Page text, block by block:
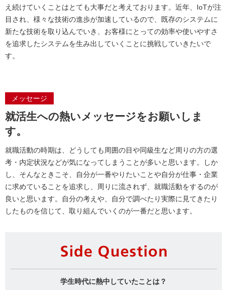
え続けていくことはとても大事だと考えております。近年、IoTが注
目され、様々な技術の進歩が加速しているので、既存のシステムに
新たな技術を取り込んでいき、お客様にとっての効率や使いやすさ
を追求したシステムを生み出していくことに挑戦していきたいで
す。
メッセージ
就活生への熱いメッセージをお願いしま
す。
就職活動の時期は、どうしても周囲の目や同級生など周りの方の選
考・内定状況などが気になってしまうことが多いと思います。しか
し、そんなときこそ、自分が一番やりたいことや自分が仕事・企業
に求めていることを追求し、周りに流されず、就職活動をするのが
良いと思います。自分の考えや、自分で調べたり実際に見てきたり
したものを信じて、取り組んでいくのが一番だと思います。
学生時代に熱中していたことは？